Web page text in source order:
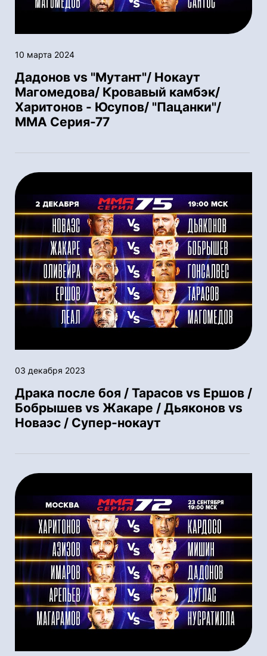
10 марта 2024
Дадонов vs "Мутант"/ Нокаут
Магомедова/ Кровавый камбэк/
Харитонов - Юсупов/ "Пацанки"/
ММА Серия-77
03 декабря 2023
Драка после боя / Тарасов vs Ершов /
Бобрышев vs Жакаре / Дьяконов vs
Новаэс / Супер-нокаут